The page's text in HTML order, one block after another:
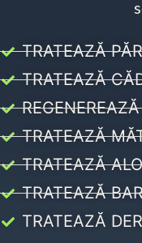
TRATEAZĂ
TRATEAZĂ
TRATEAZĂ
TRATEAZĂ
TRATEAZĂ
TRATEAZĂ